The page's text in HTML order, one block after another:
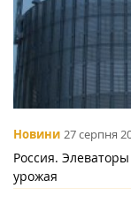
Новини 27 серпня
Россия.
урожая